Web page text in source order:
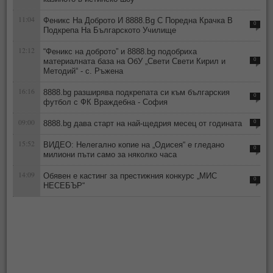
11:04
Феникс На Доброто И 8888.Bg С Поредна Крачка В
Подкрепа На Българското Училище
0
12:12
“Феникс на доброто” и 8888.bg подобриха
материалната база на ОбУ „Свети Свети Кирил и
Методий“ - с. Ръжена
0
16:16
8888.bg разширява подкрепата си към българския
футбол с ФК Враждебна - София
0
09:00 8888.bg дава старт на най-щедрия месец от годината 0
15:52
ВИДЕО: Нелегално копие на „Одисея“ е гледано
милиони пъти само за няколко часа
0
14:09
Обявен е кастинг за престижния конкурс „МИС
НЕСЕБЪР“
0